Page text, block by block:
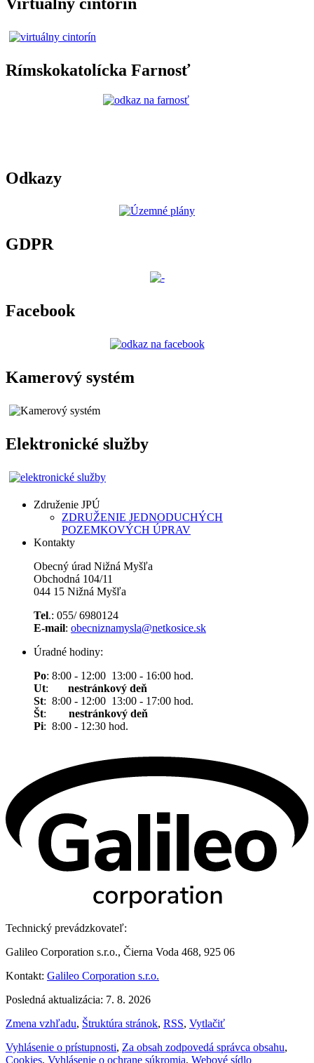
Rímskokatolícka Farnosť
Odkazy
GDPR
Facebook
Kamerový systém
Elektronické služby
Združenie JPÚ
ZDRUŽENIE JEDNODUCHÝCH
POZEMKOVÝCH ÚPRAV
Kontakty
Obecný úrad Nižná Myšľa
Obchodná 104/11
044 15 Nižná Myšľa
Tel.: 055/ 6980124
E-mail: obecniznamysla@netkosice.sk
Úradné hodiny:
Po: 8:00 - 12:00 13:00 - 16:00 hod.
Ut:
nestránkový deň
St: 8:00 - 12:00 13:00 - 17:00 hod.
Št: nestránkový deň
Pi: 8:00 - 12:30 hod.
Technický prevádzkovateľ:
Galileo Corporation s.r.o., Čierna Voda 468, 925 06
Kontakt: Galileo Corporation s.r.o.
Posledná aktualizácia: 7. 8. 2026
Zmena vzhľadu, Štruktúra stránok, RSS, Vytlačiť
Vyhlásenie o prístupnosti, Za obsah zodpovedá správca obsahu,
Cookies, Vyhlásenie o ochrane súkromia, Webové sídlo